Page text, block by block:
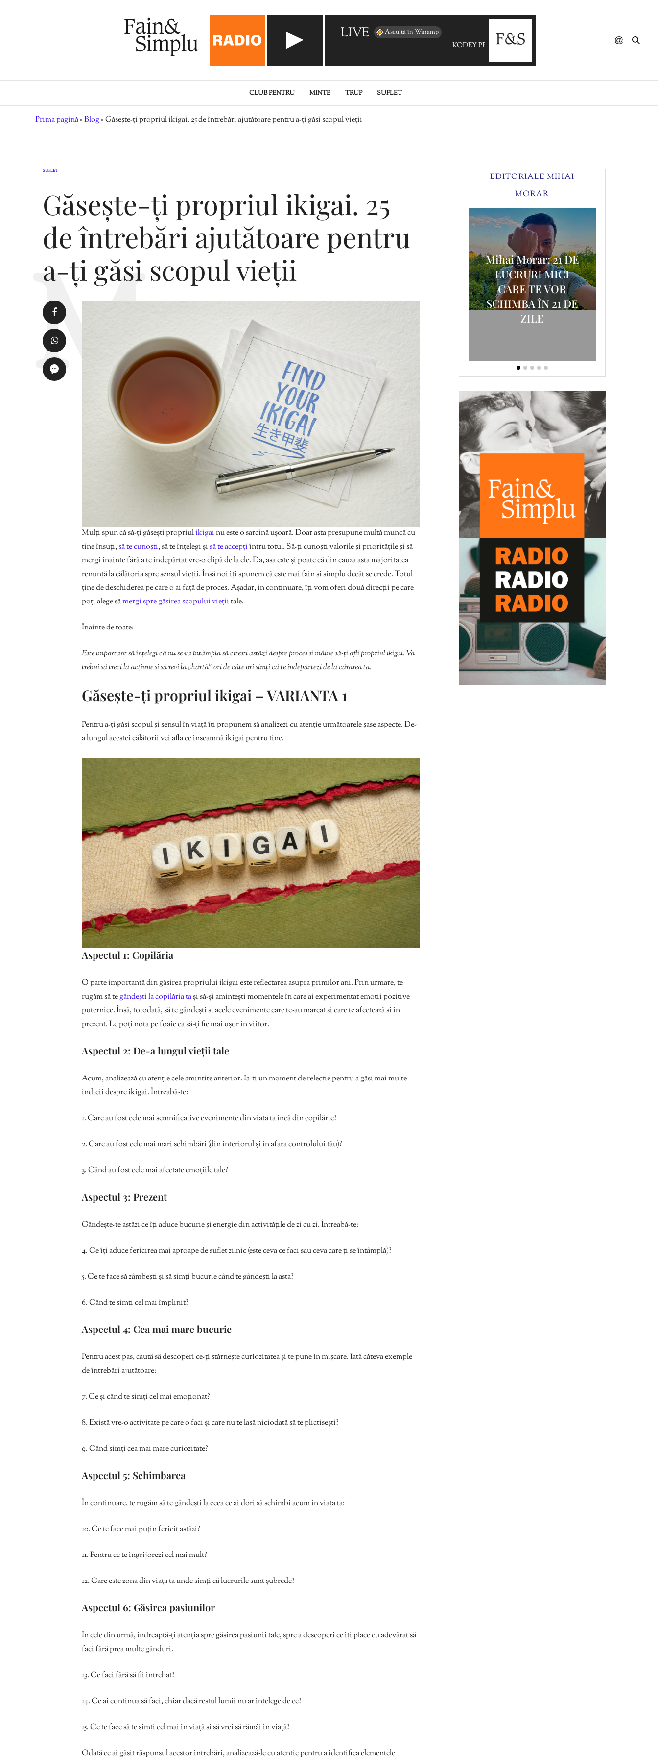
LIVE Ascultă în Winamp
KODEY PREWITT - Me+You
CLUB PENTRU MINTE TRUP SUFLET
Prima pagină»Blog»Găsește-ți propriul ikigai. 25 de întrebări ajutătoare pentru a-ți găsi scopul vieții
SUFLET
Găsește-ți propriul ikigai. 25
de întrebări ajutătoare pentru
a-ți găsi scopul vieții
Mulți spun că să-ți găsești propriulikigainu este o sarcină ușoară. Doar asta presupune multă muncă cu
tine însuți,să te cunoști, să te înțelegi șisă te accepțiîntru totul. Să-ți cunoști valorile și prioritățile și să
mergi înainte fără a te îndepărtat vre-o clipă de la ele. Da, așa este și poate că din cauza asta majoritatea
renunță la călătoria spre sensul vieții. Însă noi îți spunem că este mai fain și simplu decât se crede. Totul
ține de deschiderea pe care o ai față de proces. Așadar, în continuare, îți vom oferi două direcții pe care
poți alege sămergi spre găsirea scopului viețiitale.
Înainte de toate:
Este important să înțelegi că nu se va întâmpla să citești astăzi despre proces și mâine să-ți afli propriul ikigai. Va
trebui să treci la acțiune și să revi la „hartă” ori de câte ori simți că te îndepărtezi de la cărarea ta.
Găsește-ți propriul ikigai – VARIANTA 1
Pentru a-ți găsi scopul și sensul în viață îți propunem să analizezi cu atenție următoarele șase aspecte. De-
a lungul acestei călătorii vei afla ce înseamnă ikigai pentru tine.
Aspectul 1: Copilăria
O parte importantă din găsirea propriului ikigai este reflectarea asupra primilor ani. Prin urmare, te
rugăm să tegândești la copilăria tași să-și amintești momentele în care ai experimentat emoții pozitive
puternice. Însă, totodată, să te gândești și acele evenimente care te-au marcat și care te afectează și în
prezent. Le poți nota pe foaie ca să-ți fie mai ușor în viitor.
Aspectul 2: De-a lungul vieții tale
Acum, analizează cu atenție cele amintite anterior. Ia-ți un moment de relecție pentru a găsi mai multe
indicii despre ikigai. Întreabă-te:
1. Care au fost cele mai semnificative evenimente din viața ta încă din copilărie?
2. Care au fost cele mai mari schimbări (din interiorul și în afara controlului tău)?
3. Când au fost cele mai afectate emoțiile tale?
Aspectul 3: Prezent
Gândește-te astăzi ce îți aduce bucurie și energie din activitățile de zi cu zi. Întreabă-te:
4. Ce îți aduce fericirea mai aproape de suflet zilnic (este ceva ce faci sau ceva care ți se întâmplă)?
5. Ce te face să zâmbești și să simți bucurie când te gândești la asta?
6. Când te simți cel mai împlinit?
Aspectul 4: Cea mai mare bucurie
Pentru acest pas, caută să descoperi ce-ți stârnește curiozitatea și te pune în mișcare. Iată câteva exemple
de întrebări ajutătoare:
7. Ce și când te simți cel mai emoționat?
8. Există vre-o activitate pe care o faci și care nu te lasă niciodată să te plictisești?
9. Când simți cea mai mare curiozitate?
Aspectul 5: Schimbarea
În continuare, te rugăm să te gândești la ceea ce ai dori să schimbi acum în viața ta:
10. Ce te face mai puțin fericit astăzi?
11. Pentru ce te îngrijorezi cel mai mult?
12. Care este zona din viața ta unde simți că lucrurile sunt șubrede?
Aspectul 6: Găsirea pasiunilor
În cele din urmă, îndreaptă-ți atenția spre găsirea pasiunii tale, spre a descoperi ce îți place cu adevărat să
faci fără prea multe gânduri.
13. Ce faci fără să fii întrebat?
14. Ce ai continua să faci, chiar dacă restul lumii nu ar înțelege de ce?
15. Ce te face să te simți cel mai în viață și să vrei să rămâi în viață?
Odată ce ai găsit răspunsul acestor întrebări, analizează-le cu atenție pentru a identifica elementele
EDITORIALE MIHAI
MORAR
Mihai Morar: 21 DE
LUCRURI MICI
CARE TE VOR
SCHIMBA ÎN 21 DE
ZILE